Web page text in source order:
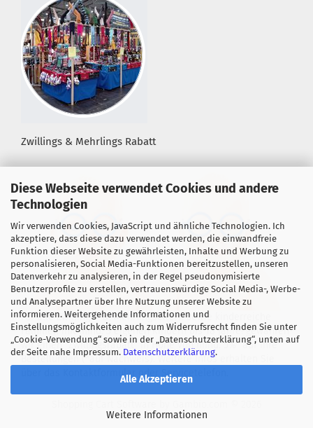
Diese Webseite verwendet Cookies und andere
Technologien
Wir verwenden Cookies, JavaScript und ähnliche Technologien. Ich
akzeptiere, dass diese dazu verwendet werden, die einwandfreie
Funktion dieser Website zu gewährleisten, Inhalte und Werbung zu
personalisieren, Social Media-Funktionen bereitzustellen, unseren
Datenverkehr zu analysieren, in der Regel pseudonymisierte
Benutzerprofile zu erstellen, vertrauenswürdige Social Media-, Werbe-
und Analysepartner über Ihre Nutzung unserer Website zu
informieren. Weitergehende Informationen und
Einstellungsmöglichkeiten auch zum Widerrufsrecht finden Sie unter
„Cookie-Verwendung“ sowie in der „Datenschutzerklärung“, unten auf
der Seite nahe Impressum. Datenschutzerklärung.
Alle Akzeptieren
Weitere Informationen
Zwillings & Mehrlings Rabatt
Für alle Zwillings- &, Mehrlingseltern sowie kinderreiche
Familien mit mind. 3 eigenen Kindern bis 18 Jahre! gewähren
wir einen "Zwillingsrabatt" in Höhe von mind. 5%* auf Ihre
Bestellungen (*auf Nachweis). Weitere Infos erhalten Sie
über das Kontaktformular oder Servicetelefon.